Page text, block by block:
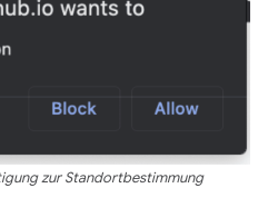
zur Standortbestimmung